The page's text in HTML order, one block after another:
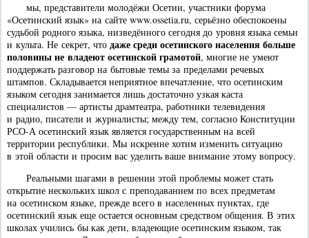
мы, представители молодёжи Осетии, участники форума
«Осетинский язык» на сайте www.ossetia.ru, серьёзно обеспокоены
судьбой родного языка, низведённого сегодня до уровня языка семьи
и культа. Не секрет, что даже среди осетинского населения больше
половины не владеют осетинской грамотой, многие не умеют
поддержать разговор на бытовые темы за пределами речевых
штампов. Складывается неприятное впечатление, что осетинским
языком сегодня занимается лишь достаточно узкая каста
специалистов — артисты драмтеатра, работники телевидения
и радио, писатели и журналисты; между тем, согласно Конституции
РСО-А осетинский язык является государственным на всей
территории республики. Мы искренне хотим изменить ситуацию
в этой области и просим вас уделить ваше внимание этому вопросу.
Реальными шагами в решении этой проблемы может стать
открытие нескольких школ с преподаванием по всех предметам
на осетинском языке, прежде всего в населенных пунктах, где
осетинский язык еще остается основным средством общения. В этих
школах учились бы как дети, владеющие осетинским языком, так